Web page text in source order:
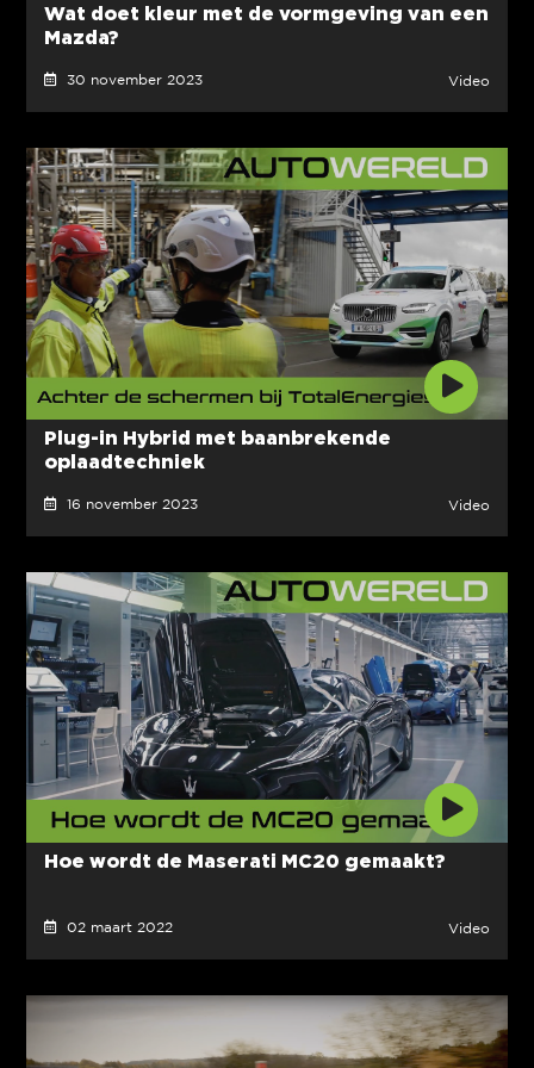
Wat doet kleur met de vormgeving van een
Mazda?
30 november 2023 Video
Plug-in Hybrid met baanbrekende
oplaadtechniek
16 november 2023 Video
Hoe wordt de Maserati MC20 gemaakt?
02 maart 2022 Video